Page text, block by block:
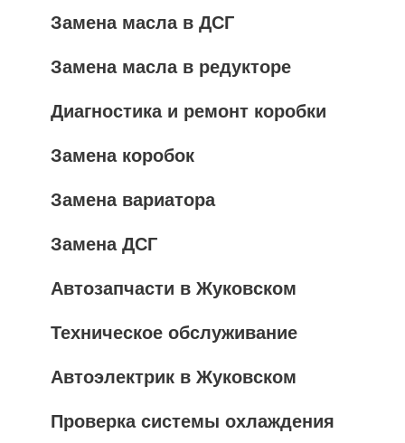
Замена масла в ДСГ
Замена масла в редукторе
Диагностика и ремонт коробки
Замена коробок
Замена вариатора
Замена ДСГ
Автозапчасти в Жуковском
Техническое обслуживание
Автоэлектрик в Жуковском
Проверка системы охлаждения